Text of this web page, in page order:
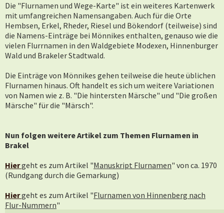
Die "Flurnamen und Wege-Karte" ist ein weiteres Kartenwerk
mit umfangreichen Namensangaben. Auch für die Orte
Hembsen, Erkel, Rheder, Riesel und Bökendorf (teilweise) sind
die Namens-Einträge bei Mönnikes enthalten, genauso wie die
vielen Flurrnamen in den Waldgebiete Modexen, Hinnenburger
Wald und Brakeler Stadtwald.
Die Einträge von Mönnikes gehen teilweise die heute üblichen
Flurnamen hinaus. Oft handelt es sich um weitere Variationen
von Namen wie z. B. "Die hintersten Märsche" und "Die großen
Märsche" für die "Märsch".
Nun folgen weitere Artikel zum Themen Flurnamen in
Brakel
Hiergeht es zum Artikel "Manuskript Flurnamen" von ca. 1970
(Rundgang durch die Gemarkung)
Hiergeht es zum Artikel "Flurnamen von Hinnenberg nach
Flur-Nummern"